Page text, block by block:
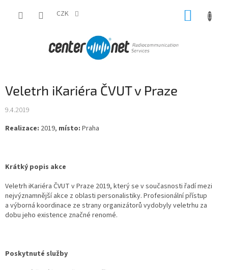
CZK
Veletrh iKariéra ČVUT v Praze
9.4.2019
Realizace: 2019, místo: Praha
Krátký popis akce
Veletrh iKariéra ČVUT v Praze 2019, který se v současnosti řadí mezi
nejvýznamnější akce z oblasti personalistiky. Profesionální přístup
a výborná koordinace ze strany organizátorů vydobyly veletrhu za
dobu jeho existence značné renomé.
Poskytnuté služby